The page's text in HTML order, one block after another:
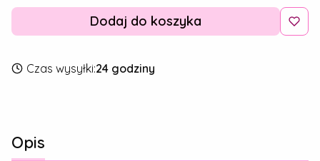
Dodaj do koszyka
Czas wysyłki:24 godziny
Opis